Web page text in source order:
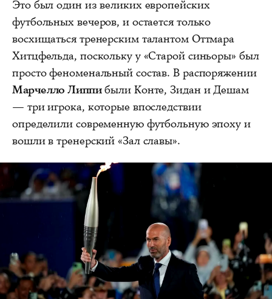
Это был один из великих европейских
футбольных вечеров, и остается только
восхищаться тренерским талантом Оттмара
Хитцфельда, поскольку у «Старой синьоры» был
просто феноменальный состав. В распоряжении
Марчелло Липпибыли Конте, Зидан и Дешам
— три игрока, которые впоследствии
определили современную футбольную эпоху и
вошли в тренерский «Зал славы».